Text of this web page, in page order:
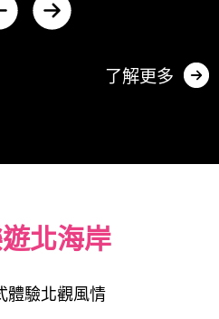
了解更多
北海岸
體驗北觀風情